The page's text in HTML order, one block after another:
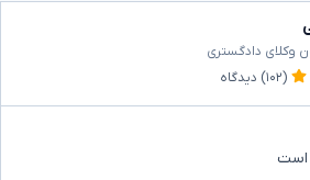
وکلای دادگستری
(۱۰۲) دیدگاه
است